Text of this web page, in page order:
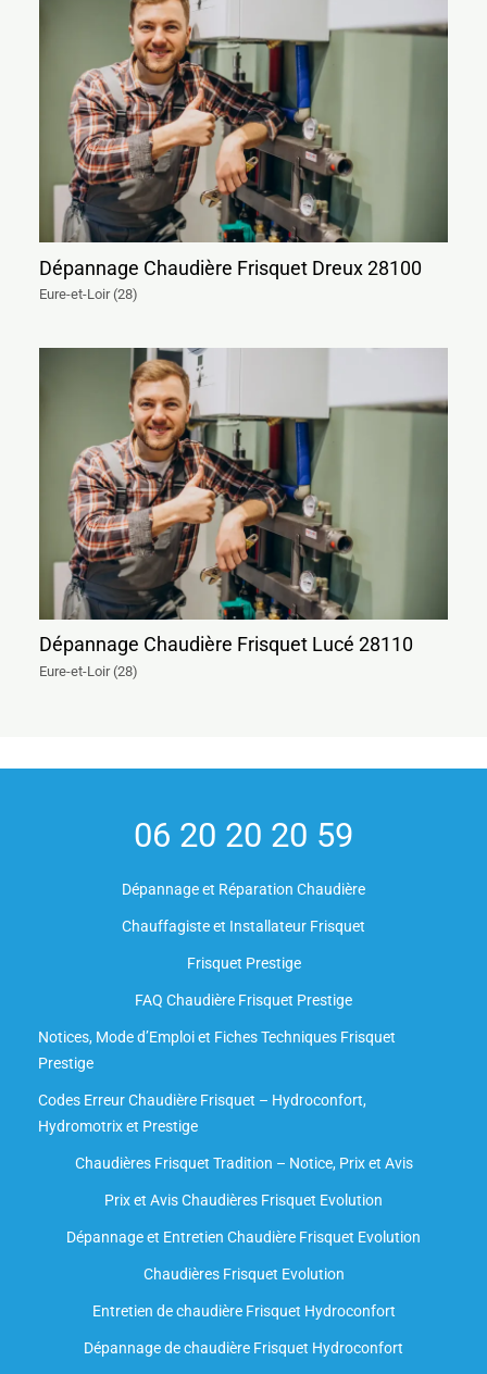
Dépannage Chaudière Frisquet Dreux 28100
Eure-et-Loir (28)
Dépannage Chaudière Frisquet Lucé 28110
Eure-et-Loir (28)
06 20 20 20 59
Dépannage et Réparation Chaudière
Chauffagiste et Installateur Frisquet
Frisquet Prestige
FAQ Chaudière Frisquet Prestige
Notices, Mode d’Emploi et Fiches Techniques Frisquet
Prestige
Codes Erreur Chaudière Frisquet – Hydroconfort,
Hydromotrix et Prestige
Chaudières Frisquet Tradition – Notice, Prix et Avis
Prix et Avis Chaudières Frisquet Evolution
Dépannage et Entretien Chaudière Frisquet Evolution​
Chaudières Frisquet Evolution
Entretien de chaudière Frisquet Hydroconfort
Dépannage de chaudière Frisquet Hydroconfort